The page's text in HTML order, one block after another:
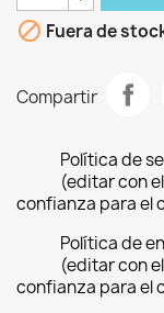
 Fuera de
Compartir
Política de
(editar con
confianza para el
Política de
(editar con
confianza para el